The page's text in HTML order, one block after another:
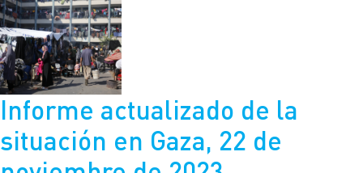
Informe actualizado de la
situación en Gaza, 22 de